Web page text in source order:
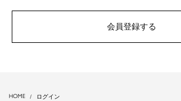
会員登録する
HOME ログイン